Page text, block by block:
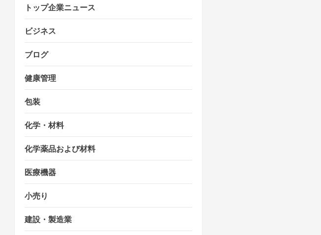
トップ企業ニュース
ビジネス
ブログ
健康管理
包装
化学・材料
化学薬品および材料
医療機器
小売り
建設・製造業